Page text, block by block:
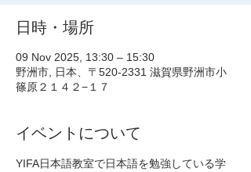
日時・場所
09 Nov 2025, 13:30 – 15:30
野洲市, 日本、〒520-2331 滋賀県野洲市小
篠原２１４２−１７
イベントについて
YIFA日本語教室で日本語を勉強している学